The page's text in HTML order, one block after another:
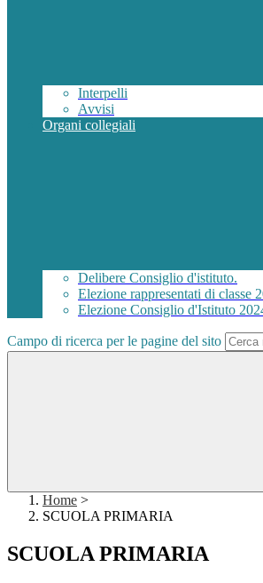
Interpelli
Avvisi
Organi collegiali
Delibere Consiglio d'istituto.
Elezione rappresentati di classe
Elezione Consiglio d'Istituto
Campo di ricerca per le pagine del sito
Home >
SCUOLA PRIMARIA
SCUOLA PRIMARIA